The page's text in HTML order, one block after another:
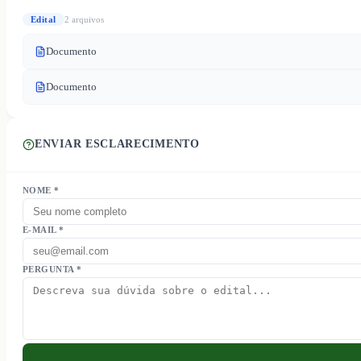
Edital 2 arquivos
Documento
Documento
ENVIAR ESCLARECIMENTO
NOME *
E-MAIL *
PERGUNTA *